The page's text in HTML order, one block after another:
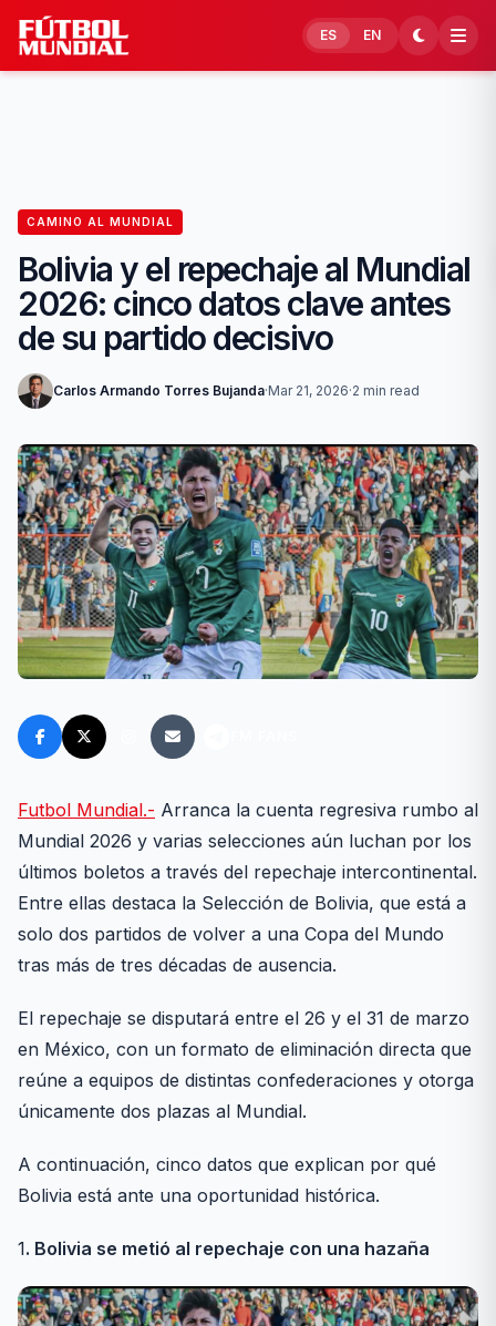
Skip to content
ES EN
CAMINO AL MUNDIAL
Bolivia y el repechaje al Mundial
2026: cinco datos clave antes
de su partido decisivo
Carlos Armando Torres Bujanda·Mar 21, 2026·2 min read
Futbol Mundial.- Arranca la cuenta regresiva rumbo al
Mundial 2026 y varias selecciones aún luchan por los
últimos boletos a través del repechaje intercontinental.
Entre ellas destaca la Selección de Bolivia, que está a
solo dos partidos de volver a una Copa del Mundo
tras más de tres décadas de ausencia.
El repechaje se disputará entre el 26 y el 31 de marzo
en México, con un formato de eliminación directa que
reúne a equipos de distintas confederaciones y otorga
únicamente dos plazas al Mundial.
A continuación, cinco datos que explican por qué
Bolivia está ante una oportunidad histórica.
1. Bolivia se metió al repechaje con una hazaña